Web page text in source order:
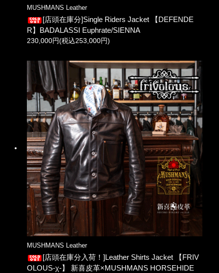
MUSHMANS Leather
[店頭在庫分]Single Riders Jacket 【DEFENDE
R】BADALASSI Euphrate/SIENNA
230,000円(税込253,000円)
MUSHMANS Leather
[店頭在庫分入荷！]Leather Shirts Jacket 【FRIV
OLOUS-χ-】 新喜皮革×MUSHMANS HORSEHIDE